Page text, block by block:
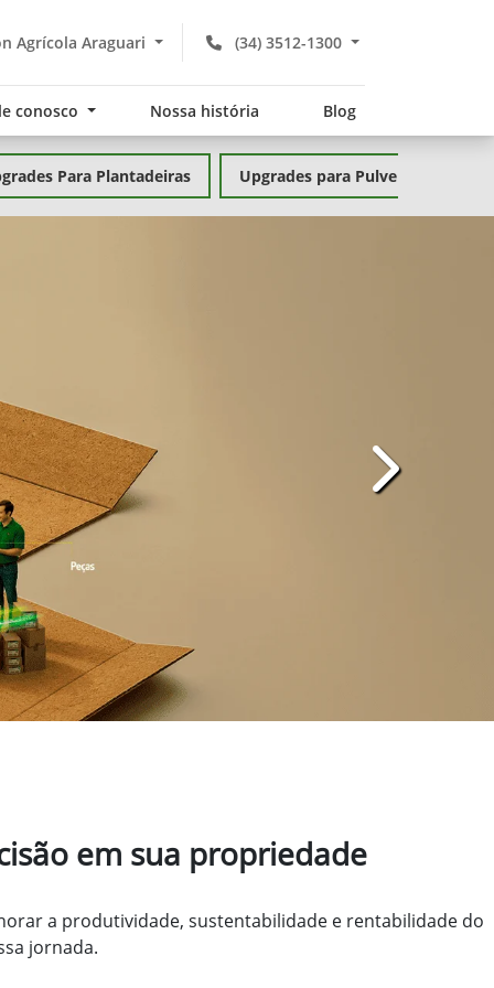
(34) 3512-1300
Agrícola Araguari
conosco Nossa história Blog
Para Plantadeiras Upgrades para Pulverizadores